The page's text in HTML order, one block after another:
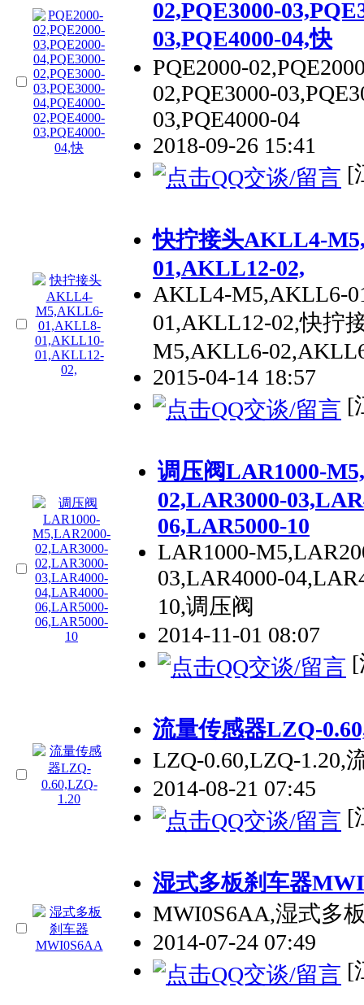
02,PQE3000-
03,PQE4000-04,快
PQE2000-
02,PQE3000-
03,PQE4000-04
2018-09-26 15:41
[
快拧接头AKLL4-
01,AKLL12-02,
AKLL4-M5,AKLL6-
01,AKLL12-02,快拧
M5,AKLL6-
2015-04-14 18:57
[
调压阀LAR1000-
02,LAR3000-
06,LAR5000-10
LAR1000-
03,LAR4000-
10,调压阀
2014-11-01 08:07
流量传感器LZQ-
LZQ-0.60,LZQ-1.20,
2014-08-21 07:45
[
湿式多板刹车器
MWI0S6AA,湿式多
2014-07-24 07:49
[